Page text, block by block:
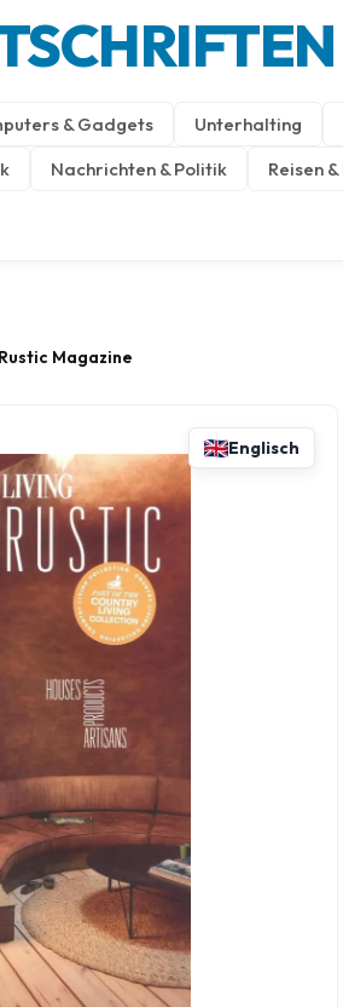
& Gadgets Unterhalting
Nachrichten & Politik Reisen
Magazine
Englisch